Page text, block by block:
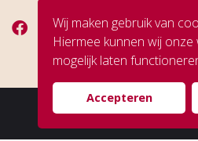
© Copyright De
Wij maken gebruik van
Hiermee kunnen wij
mogelijk laten
Accepteren